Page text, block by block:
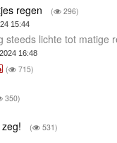
regen ( 296)
15:44
lichte tot matige
16:48
( 715)
350)
( 531)